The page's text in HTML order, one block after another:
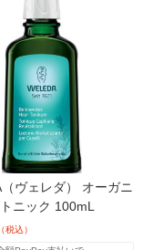
ヴェレダ） オーガニ
ニック 100mL
（税込）